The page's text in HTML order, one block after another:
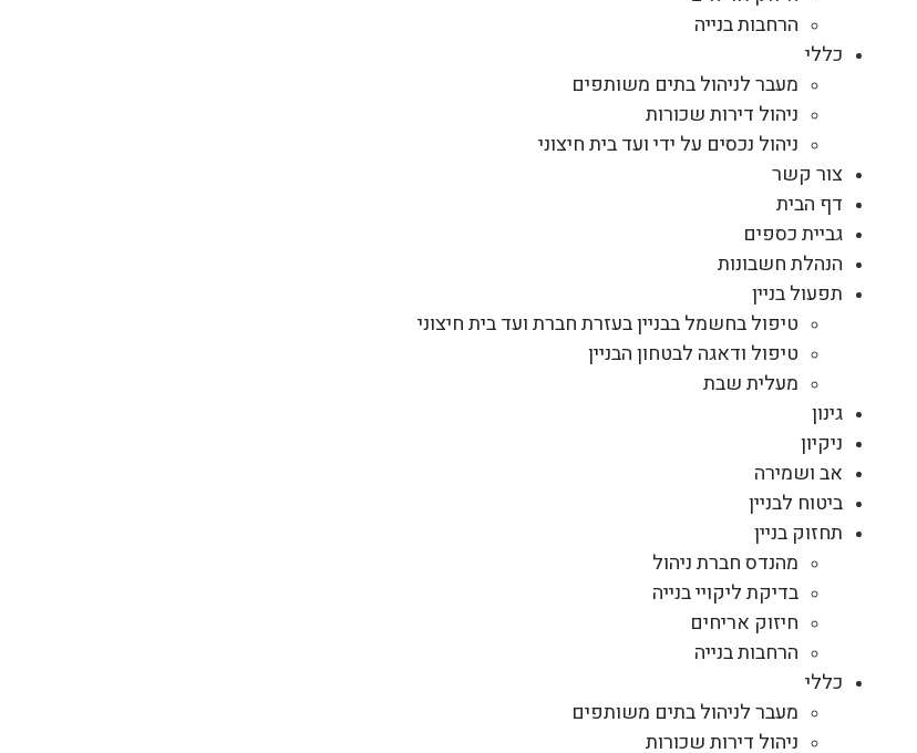
הרחבות בנייה
כללי
מעבר לניהול בתים משותפים
ניהול דירות שכורות
ניהול נכסים על ידי ועד בית חיצוני
צור קשר
דף הבית
גביית כספים
הנהלת חשבונות
תפעול בניין
טיפול בחשמל בבניין בעזרת חברת ועד בית חיצוני
טיפול ודאגה לבטחון הבניין
מעלית שבת
גינון
ניקיון
אב ושמירה
ביטוח לבניין
תחזוק בניין
מהנדס חברת ניהול
בדיקת ליקויי בנייה
חיזוק אריחים
הרחבות בנייה
כללי
מעבר לניהול בתים משותפים
ניהול דירות שכורות